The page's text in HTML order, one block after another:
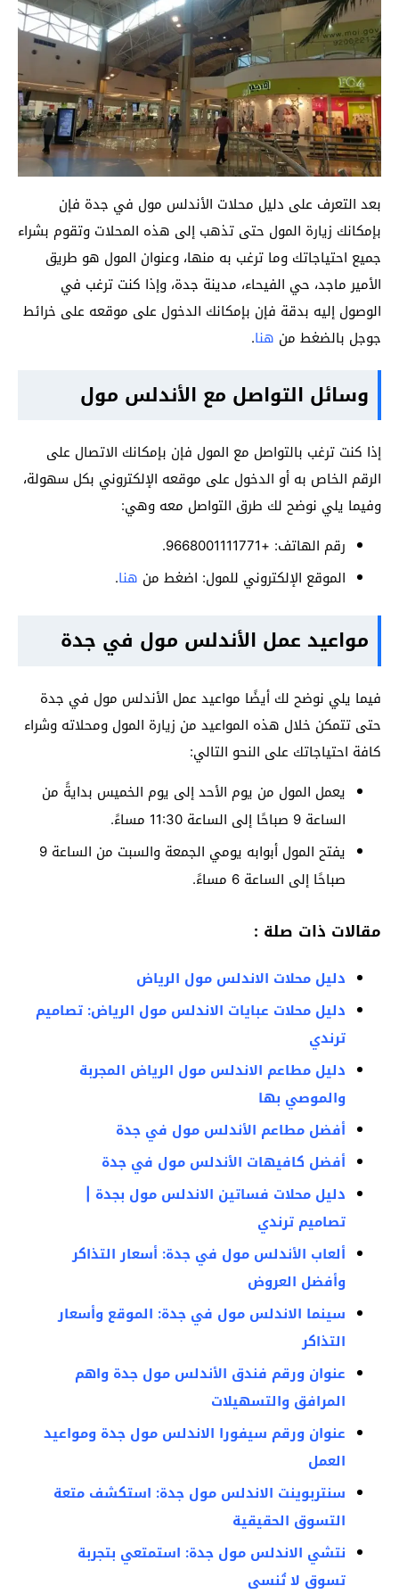
بعد التعرف على دليل محلات الأندلس مول في جدة فإن
بإمكانك زيارة المول حتى تذهب إلى هذه المحلات وتقوم بشراء
جميع احتياجاتك وما ترغب به منها، وعنوان المول هو طريق
الأمير ماجد، حي الفيحاء، مدينة جدة، وإذا كنت ترغب في
الوصول إليه بدقة فإن بإمكانك الدخول على موقعه على خرائط
جوجل بالضغط من هنا.
وسائل التواصل مع الأندلس مول
إذا كنت ترغب بالتواصل مع المول فإن بإمكانك الاتصال على
الرقم الخاص به أو الدخول على موقعه الإلكتروني بكل سهولة،
وفيما يلي نوضح لك طرق التواصل معه وهي:
رقم الهاتف: +9668001111771.
الموقع الإلكتروني للمول: اضغط من هنا.
مواعيد عمل الأندلس مول في جدة
فيما يلي نوضح لك أيضًا مواعيد عمل الأندلس مول في جدة
حتى تتمكن خلال هذه المواعيد من زيارة المول ومحلاته وشراء
كافة احتياجاتك على النحو التالي:
يعمل المول من يوم الأحد إلى يوم الخميس بدايةً من
الساعة 9 صباحًا إلى الساعة 11:30 مساءً.
يفتح المول أبوابه يومي الجمعة والسبت من الساعة 9
صباحًا إلى الساعة 6 مساءً.
مقالات ذات صلة :
دليل محلات الاندلس مول الرياض
دليل محلات عبايات الاندلس مول الرياض: تصاميم
ترندي
دليل مطاعم الاندلس مول الرياض المجربة
والموصي بها
أفضل مطاعم الأندلس مول في جدة
أفضل كافيهات الأندلس مول في جدة
دليل محلات فساتين الاندلس مول بجدة |
تصاميم ترندي
ألعاب الأندلس مول في جدة: أسعار التذاكر
وأفضل العروض
سينما الاندلس مول في جدة: الموقع وأسعار
التذاكر
عنوان ورقم فندق الأندلس مول جدة واهم
المرافق والتسهيلات
عنوان ورقم سيفورا الاندلس مول جدة ومواعيد
العمل
سنتربوينت الاندلس مول جدة: استكشف متعة
التسوق الحقيقية
نتشي الاندلس مول جدة: استمتعي بتجربة
تسوق لا تُنسى